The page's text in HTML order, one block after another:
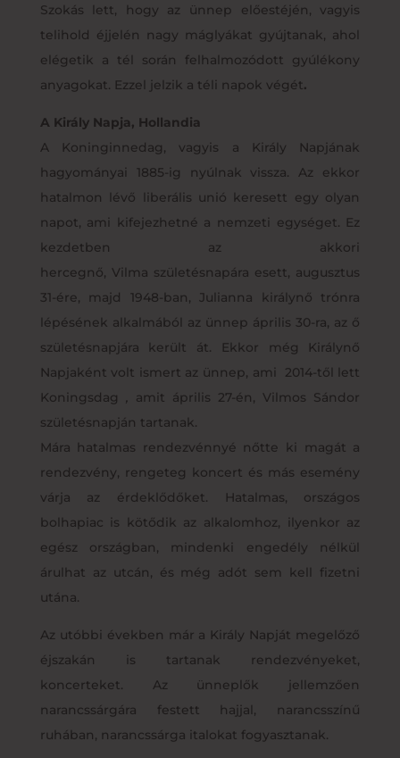
Szokás lett, hogy az ünnep előestéjén, vagyis
telihold éjjelén nagy máglyákat gyújtanak, ahol
elégetik a tél során felhalmozódott gyúlékony
anyagokat. Ezzel jelzik a téli napok végét.
A Király Napja, Hollandia
A Koninginnedag, vagyis a Király Napjának
hagyományai 1885-ig nyúlnak vissza. Az ekkor
hatalmon lévő liberális unió keresett egy olyan
napot, ami kifejezhetné a nemzeti egységet. Ez
kezdetben az akkori
hercegnő, Vilma születésnapára esett, augusztus
31-ére, majd 1948-ban, Julianna királynő trónra
lépésének alkalmából az ünnep április 30-ra, az ő
születésnapjára került át. Ekkor még Királynő
Napjaként volt ismert az ünnep, ami 2014-től lett
Koningsdag , amit április 27-én, Vilmos Sándor
születésnapján tartanak.
Mára hatalmas rendezvénnyé nőtte ki magát a
rendezvény, rengeteg koncert és más esemény
várja az érdeklődőket. Hatalmas, országos
bolhapiac is kötődik az alkalomhoz, ilyenkor az
egész országban, mindenki engedély nélkül
árulhat az utcán, és még adót sem kell fizetni
utána.
Az utóbbi években már a Király Napját megelőző
éjszakán is tartanak rendezvényeket,
koncerteket. Az ünneplők jellemzően
narancssárgára festett hajjal, narancsszínű
ruhában, narancssárga italokat fogyasztanak.